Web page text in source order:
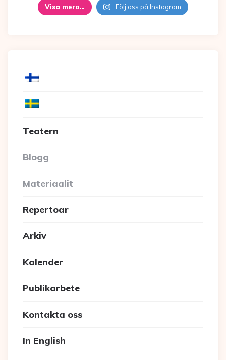
Visa mera… Följ oss på Instagram
Teatern
Blogg
Materiaalit
Repertoar
Arkiv
Kalender
Publikarbete
Kontakta oss
In English